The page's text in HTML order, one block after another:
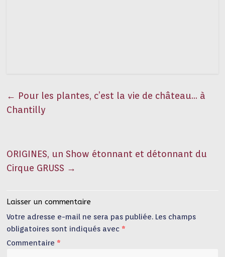
← Pour les plantes, c’est la vie de château… à
Chantilly
ORIGINES, un Show étonnant et détonnant du
Cirque GRUSS →
Laisser un commentaire
Votre adresse e-mail ne sera pas publiée. Les champs
obligatoires sont indiqués avec *
Commentaire *